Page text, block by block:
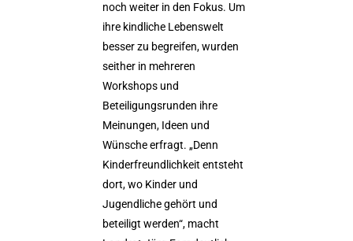
noch weiter in den Fokus. Um
ihre kindliche Lebenswelt
besser zu begreifen, wurden
seither in mehreren
Workshops und
Beteiligungsrunden ihre
Meinungen, Ideen und
Wünsche erfragt. „Denn
Kinderfreundlichkeit entsteht
dort, wo Kinder und
Jugendliche gehört und
beteiligt werden“, macht